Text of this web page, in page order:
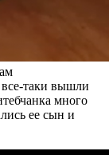
все-таки вышли
много
ее сын и